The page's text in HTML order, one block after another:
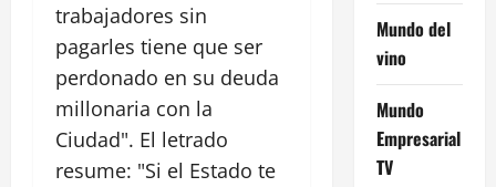
trabajadores sin
pagarles tiene que ser
perdonado en su deuda
millonaria con la
Ciudad". El letrado
resume: "Si el Estado te
Mundo del
vino
Mundo
Empresarial
TV